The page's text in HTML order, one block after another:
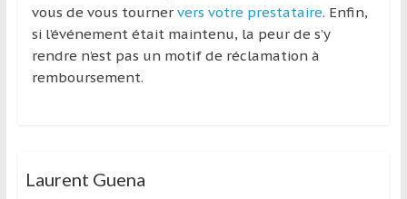
vous de vous tournervers votre prestataire. Enfin,
si l’événement était maintenu, la peur de s’y
rendre n’est pas un motif de réclamation à
remboursement.
Laurent Guena